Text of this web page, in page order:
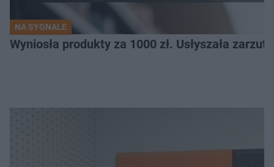
NA SYGNALE
Wyniosła produkty za 1000 zł. Usłyszała zarzuty